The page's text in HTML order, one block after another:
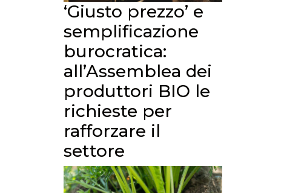
‘Giusto prezzo’ e
semplificazione
burocratica:
all’Assemblea dei
produttori BIO le
richieste per
rafforzare il
settore